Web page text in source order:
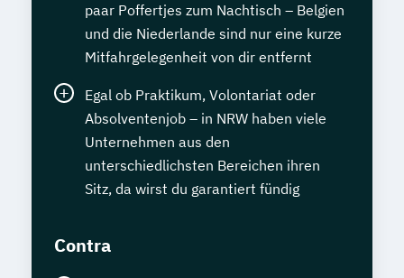
paar Poffertjes zum Nachtisch – Belgien
und die Niederlande sind nur eine kurze
Mitfahrgelegenheit von dir entfernt
Egal ob Praktikum, Volontariat oder
Absolventenjob – in NRW haben viele
Unternehmen aus den
unterschiedlichsten Bereichen ihren
Sitz, da wirst du garantiert fündig
Contra